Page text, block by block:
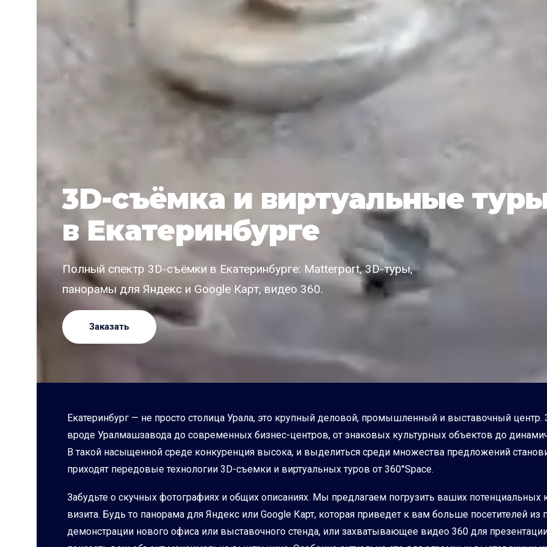
3D-съёмка и виртуальные
в Екатеринбурге
Полный спектр 3D-съёмки в Екатеринбурге: Matterport, 3D-туры,
панорамы для Яндекс и Google Карт, видео 360.
Заказать
Екатеринбург — не просто столица Урала, это крупный деловой, промышленный и выставочный
вроде Уралмашзавода до современных бизнес-центров, от знаковых культурных объектов до
В такой насыщенной среде конкуренция высока, и выделиться среди множества предложений
приходят передовые технологии 3D-съемки и виртуальных туров от 360°Space.
Забудьте о скучных фотографиях и общих описаниях. Мы предлагаем погрузить ваших потенциальных
визита. Будь то панорама для Яндекс или Google Карт, которая приведет к вам больше посетителей
демонстрации нового офиса или выставочного стенда, или захватывающее видео 360 для